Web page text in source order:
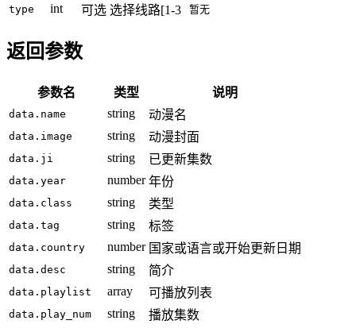
type
int 可选 选择线路[1-3 暂无
返回参数
参数名 类型 说明
data.name string 动漫名
data.image string 动漫封面
data.ji string 已更新集数
data.year number 年份
data.class string 类型
data.tag string 标签
data.country number 国家或语言或开始更新日期
data.desc string 简介
data.playlist array 可播放列表
data.play_num string 播放集数